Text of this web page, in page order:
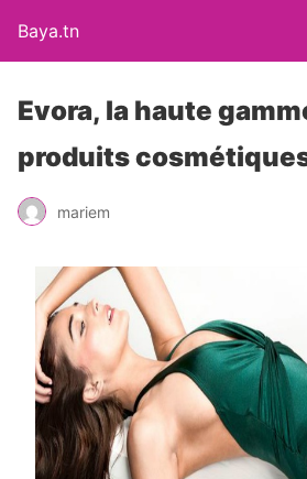
Baya.tn
Evora, la haute
produits
mariem